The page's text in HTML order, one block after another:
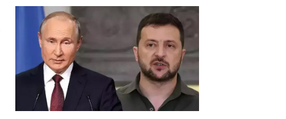
meyvesini tehdit
ediyor: Yok olma
tehlikesi ile karşı
karşıya
hükümetini
eleştirdi!
‘Gazze’deki savaşı
uzatıyorlar’